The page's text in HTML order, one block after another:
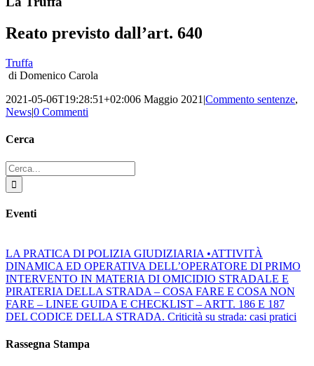
Reato previsto dall’art. 640
Truffa
di Domenico Carola
2021-05-06T19:28:51+02:006 Maggio 2021 |Commento sentenze,
News|0 Commenti
Cerca
Cerca
per:
Eventi
LA PRATICA DI POLIZIA GIUDIZIARIA •ATTIVITÀ
DINAMICA ED OPERATIVA DELL’OPERATORE DI PRIMO
INTERVENTO IN MATERIA DI OMICIDIO STRADALE E
PIRATERIA DELLA STRADA – COSA FARE E COSA NON
FARE – LINEE GUIDA E CHECKLIST – ARTT. 186 E 187
DEL CODICE DELLA STRADA. Criticità su strada: casi pratici
Rassegna Stampa